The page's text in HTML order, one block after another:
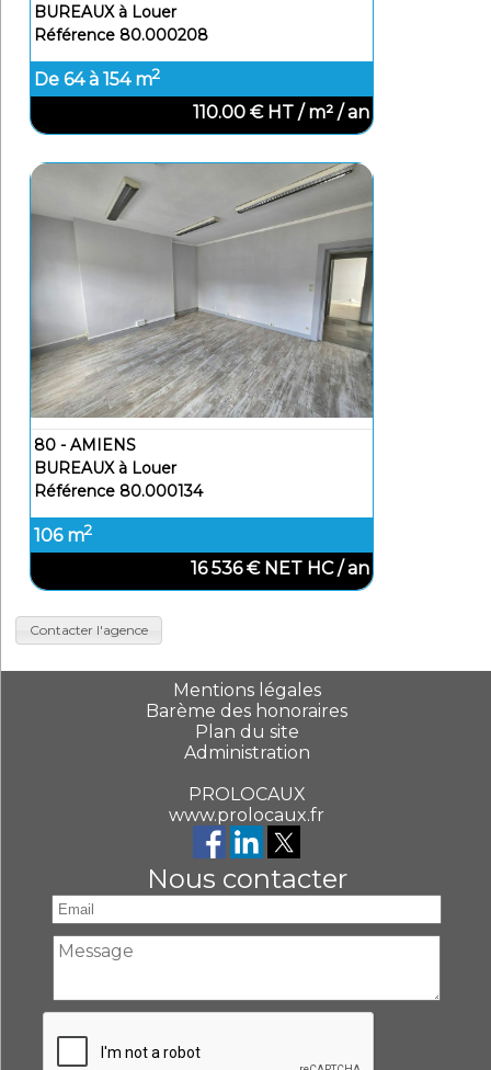
BUREAUX à Louer
Référence 80.000208
De 64 à 154 m2
110.00 € HT / m² / an
80 - AMIENS
BUREAUX à Louer
Référence 80.000134
106 m2
16 536 € NET HC / an
Contacter l'agence
Mentions légales
Barème des honoraires
Plan du site
Administration
PROLOCAUX
www.prolocaux.fr
Nous contacter